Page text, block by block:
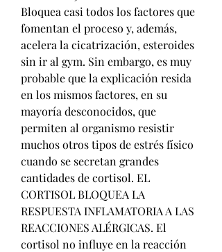
Bloquea casi todos los factores que
fomentan el proceso y, además,
acelera la cicatrización, esteroides
sin ir al gym. Sin embargo, es muy
probable que la explicación resida
en los mismos factores, en su
mayoría desconocidos, que
permiten al organismo resistir
muchos otros tipos de estrés físico
cuando se secretan grandes
cantidades de cortisol. EL
CORTISOL BLOQUEA LA
RESPUESTA INFLAMATORIA A LAS
REACCIONES ALÉRGICAS. El
cortisol no influye en la reacción